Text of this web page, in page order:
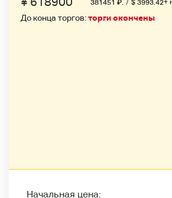
381451 ₽. $ 3993.42+
До конца торгов:торги окончены
Начальная цена: